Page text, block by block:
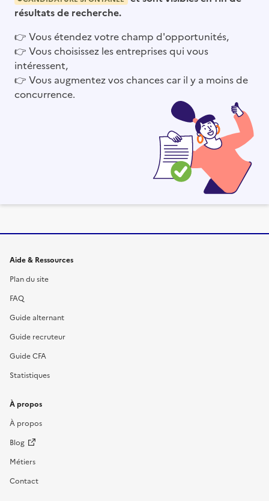
résultats de recherche.
👉 Vous étendez votre champ d'opportunités,
👉 Vous choisissez les entreprises qui vous
intéressent,
👉 Vous augmentez vos chances car il y a moins de
concurrence.
Informations et liens du site
Aide & Ressources
Plan du site
FAQ
Guide alternant
Guide recruteur
Guide CFA
Statistiques
À propos
À propos
Blog
Métiers
Contact